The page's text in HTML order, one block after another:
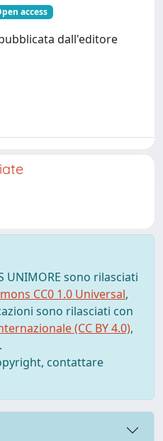
access
dall'editore
UNIMORE sono rilasciati
CC0 1.0 Universal,
sono rilasciati con
(CC BY 4.0),
contattare